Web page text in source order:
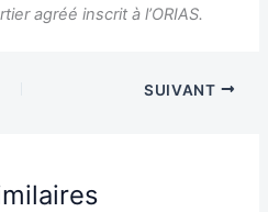
agréé inscrit à l’ORIAS.
SUIVANT